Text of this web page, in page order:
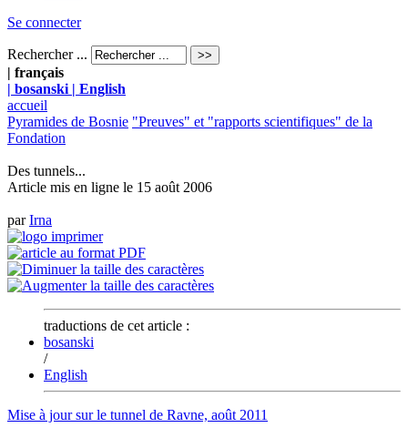
Se connecter
Rechercher ...
| français
| bosanski | English
accueil
Pyramides de Bosnie "Preuves" et "rapports scientifiques" de la
Fondation
Des tunnels...
Article mis en ligne le 15 août 2006
parIrna
traductions de cet article :
bosanski
/
English
Mise à jour sur le tunnel de Ravne, août 2011